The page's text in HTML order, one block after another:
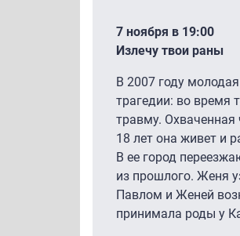
7 ноября в 19:00
Излечу твои раны
В 2007 году
трагедии: во время
травму.
18 лет она живет и
В ее город
из прошлого. Женя
Павлом и Женей
принимала роды у